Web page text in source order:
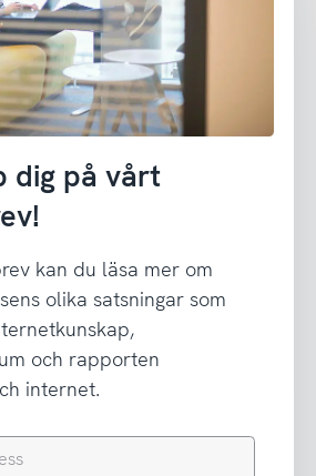
dig på vårt
kan du läsa mer om
olika satsningar som
och rapporten
internet.